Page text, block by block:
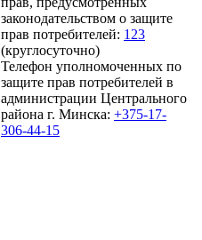
законодательством о защите
прав потребителей: 123
(круглосуточно)
Телефон уполномоченных по
защите прав потребителей в
администрации Центрального
района г. Минска: +375-17-
306-44-15